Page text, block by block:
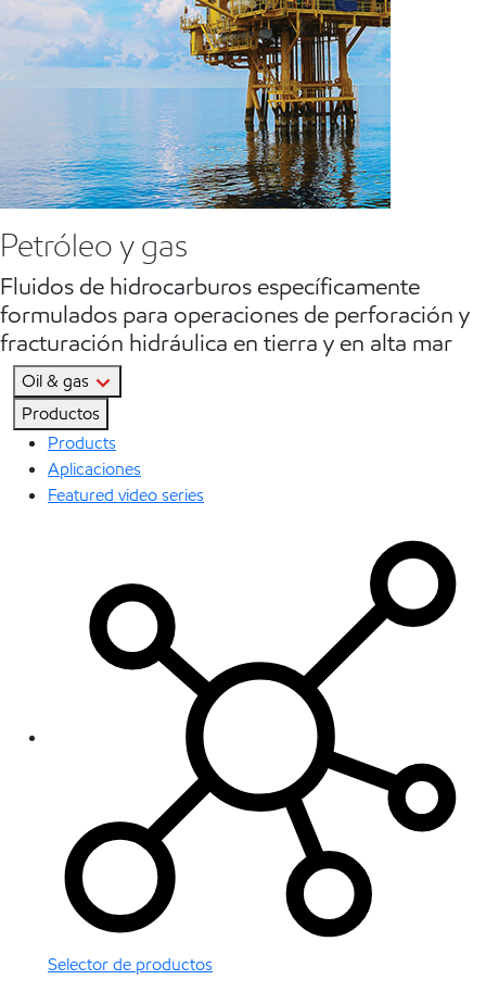
Petróleo y gas
Fluidos de hidrocarburos específicamente
formulados para operaciones de perforación y
fracturación hidráulica en tierra y en alta mar
Oil & gas
Productos
Products
Aplicaciones
Featured video series
Selector de productos